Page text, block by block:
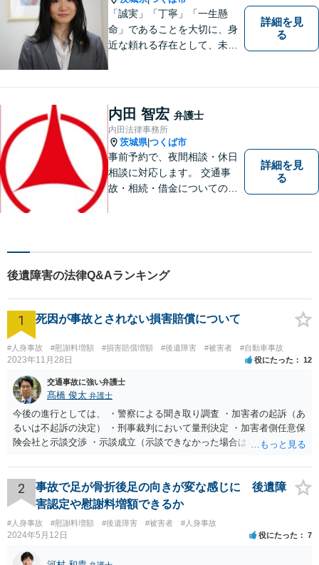
「誠実」「丁寧」「一生懸
命」であることを大切に、身
近な頼れる存在として、未来
詳細を見
る
内田 智宏 弁護士
内田法律事務所
茨城県|つくば市
事前予約で、夜間相談・休日
相談に対応します。 交通事
故・相続・借金についてのご
詳細を見
る
後遺障害の法律Q&Aランキング
1 死因が事故とされない損害賠償について
#人身事故 #慰謝料増額 #損害賠償増額 #後遺障害 #被害者 #自動車事故
2023年11月28日 役にたった 12
交通事故に強い弁護士
髙橋 俊太 弁護士
今後の進行としては、 ・警察による聞き取り調査 ・加害者の起訴（あ
るいは不起訴の決定） ・刑事裁判において量刑決定 ・加害者側任意保
険会社と示談交渉 ・示談成立（示談できなかった場合は裁判） となり
加害者に対する処罰感情など尋ねられるはずですので、率直にお答え
になるとよいと思います。
2
事故で足が骨折後足の向きが変な感じに 後遺障
害認定や慰謝料増額できるか
#人身事故 #慰謝料増額 #後遺障害 #被害者 #人身事故
2024年5月12日 役にたった 7